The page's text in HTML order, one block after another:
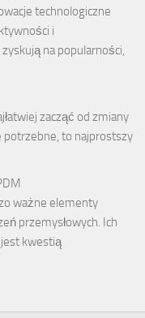
technologiczne
i
na popularności,
zacząć od zmiany
potrzebne, to najprostszy
ważne elementy
przemysłowych. Ich
kwestią